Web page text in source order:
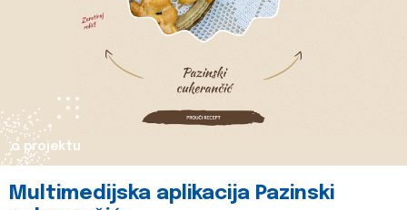
o projektu
Multimedijska aplikacija Pazinski